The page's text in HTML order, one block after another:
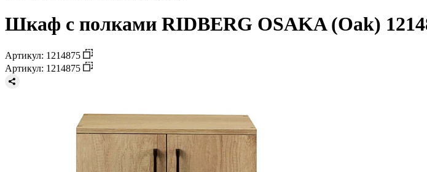
Шкаф с полками RIDBERG OSAKA (Oak)
Артикул: 1214875
Артикул: 1214875